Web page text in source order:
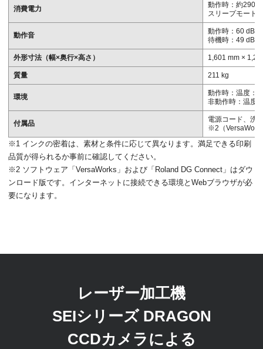
消費電力
動作時：約290 W
スリープモード
動作音
動作時：60 dB
待機時：49 dB
外形寸法（幅×奥行×高さ） 1,601 mm ×
質量 211 kg
環境
動作時：温度：
非動作時：温度
付属品
電源コード、洗
※2（
※1 インクの密着は、素材と条件に応じて異なります。満足できる印刷
品質が得られるか事前に確認してください。
※2 ソフトウェア「VersaWorks」および「Roland DG Connect」はダウ
ンロード版です。インターネットに接続できる環境とWebブラウザが必
要になります。
レーザー加工機
SEIシリーズ DRAGON
CCDカメラによる